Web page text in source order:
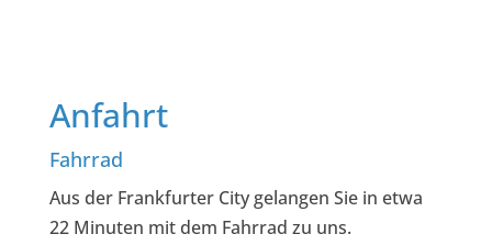
Anfahrt
Fahrrad
Aus der Frankfurter City gelangen Sie in etwa
22 Minuten mit dem Fahrrad zu uns.